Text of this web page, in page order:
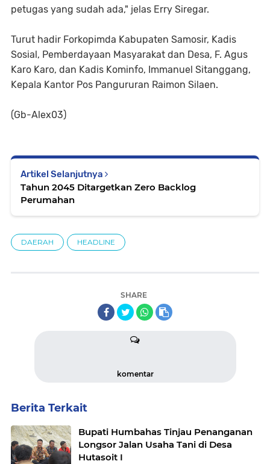
petugas yang sudah ada," jelas Erry Siregar.
Turut hadir Forkopimda Kabupaten Samosir, Kadis
Sosial, Pemberdayaan Masyarakat dan Desa, F. Agus
Karo Karo, dan Kadis Kominfo, Immanuel Sitanggang,
Kepala Kantor Pos Pangururan Raimon Silaen.
(Gb-Alex03)
Artikel Selanjutnya
Tahun 2045 Ditargetkan Zero Backlog
Perumahan
DAERAH HEADLINE
SHARE
komentar
Berita Terkait
Bupati Humbahas Tinjau Penanganan
Longsor Jalan Usaha Tani di Desa
Hutasoit I